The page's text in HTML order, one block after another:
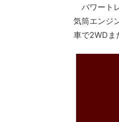
パワート
気筒エンジ
車で2WDま